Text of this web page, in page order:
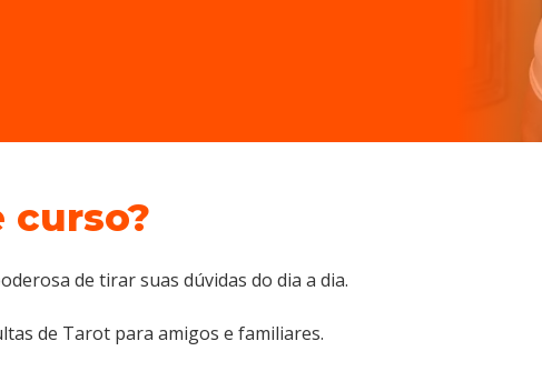
curso?
de tirar suas dúvidas do dia a dia.
de Tarot para amigos e familiares.